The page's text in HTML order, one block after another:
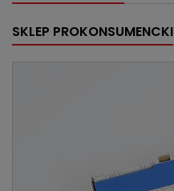
SKLEP PROKONSUMENCKI